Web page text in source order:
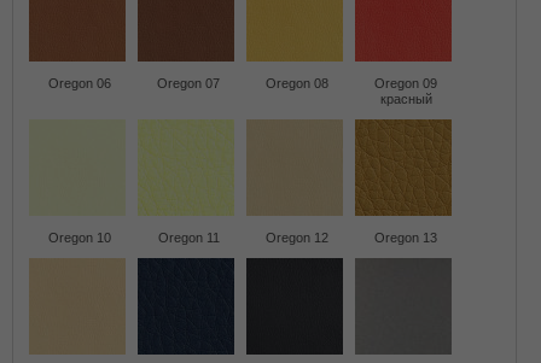
Oregon 06 Oregon 07 Oregon 08
Oregon 09
красный
Oregon 10 Oregon 11 Oregon 12 Oregon 13